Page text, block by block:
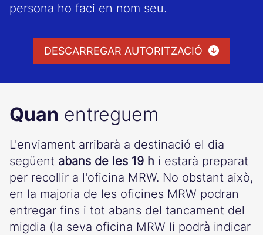
persona ho faci en nom seu.
DESCARREGAR AUTORITZACIÓ
Quan entreguem
L'enviament arribarà a destinació el dia
següent abans de les 19 h i estarà preparat
per recollir a l'oficina MRW. No obstant això,
en la majoria de les oficines MRW podran
entregar fins i tot abans del tancament del
migdia (la seva oficina MRW li podrà indicar